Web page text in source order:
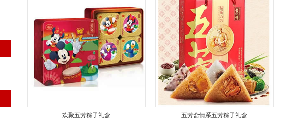
欢聚五芳粽子礼盒
五芳斋情系五芳粽子礼盒